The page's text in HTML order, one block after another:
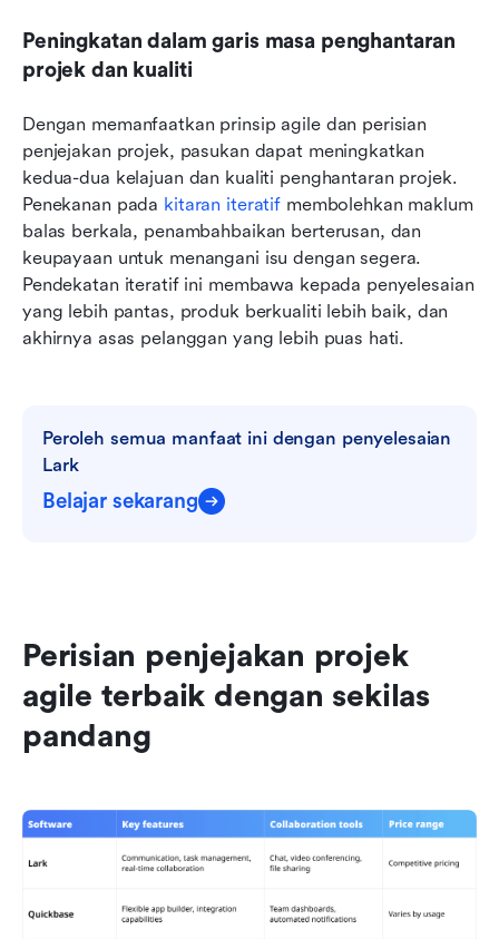
Peningkatan dalam garis masa penghantaran
projek dan kualiti
Dengan memanfaatkan prinsip agile dan perisian
penjejakan projek, pasukan dapat meningkatkan
kedua-dua kelajuan dan kualiti penghantaran projek.
Penekanan pada kitaran iteratif membolehkan maklum
balas berkala, penambahbaikan berterusan, dan
keupayaan untuk menangani isu dengan segera.
Pendekatan iteratif ini membawa kepada penyelesaian
yang lebih pantas, produk berkualiti lebih baik, dan
akhirnya asas pelanggan yang lebih puas hati.
Peroleh semua manfaat ini dengan penyelesaian
Lark
Belajar sekarang
Perisian penjejakan projek
agile terbaik dengan sekilas
pandang